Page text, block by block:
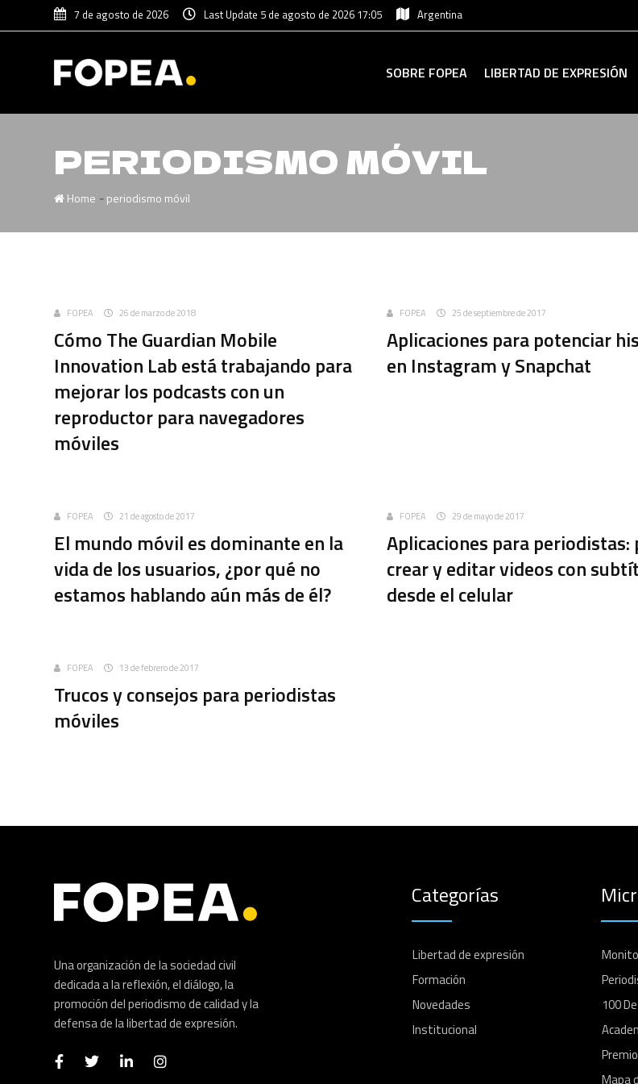
7 de agosto de 2026 Last Update 5 de agosto de 2026 17:05 Argentina
SOBRE FOPEA LIBERTAD DE EXPRESIÓN
PERIODISMO MÓVIL
Home -periodismo móvil
Uncategorized
FOPEA 26 de marzo de 2018
Cómo The Guardian Mobile
Innovation Lab está trabajando para
mejorar los podcasts con un
reproductor para navegadores
móviles
Uncategorized
FOPEA 25 de septiembre de 2017
Aplicaciones para potenciar
en Instagram y Snapchat
Uncategorized
FOPEA 21 de agosto de 2017
El mundo móvil es dominante en la
vida de los usuarios, ¿por qué no
estamos hablando aún más de él?
Uncategorized
FOPEA 29 de mayo de 2017
Aplicaciones para periodistas:
crear y editar videos con
desde el celular
Uncategorized
FOPEA 13 de febrero de 2017
Trucos y consejos para periodistas
móviles
Una organización de la sociedad civil
dedicada a la reflexión, el diálogo, la
promoción del periodismo de calidad y la
defensa de la libertad de expresión.
Categorías
Libertad de expresión
Formación
Novedades
Institucional
100
Premio
Mapa